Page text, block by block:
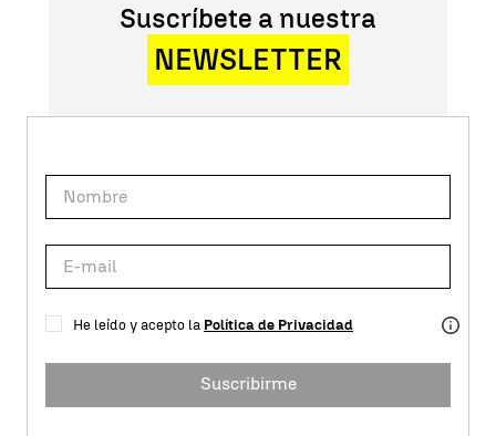
Suscríbete a nuestra
NEWSLETTER
He leído y acepto la Política de Privacidad
Suscribirme